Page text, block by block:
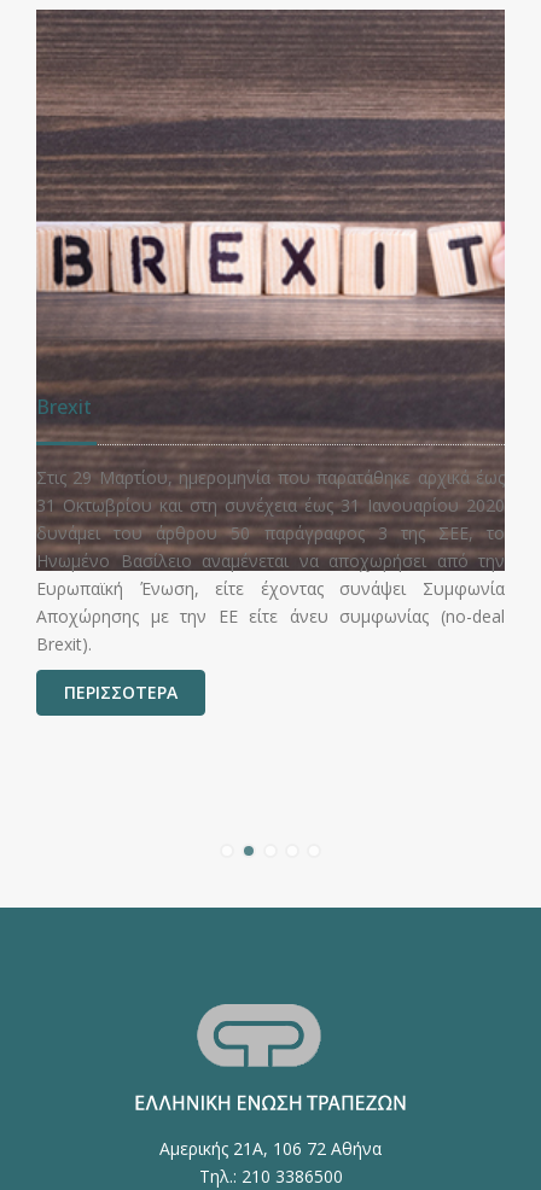
Brexit
Στις 29 Μαρτίου, ημερομηνία που παρατάθηκε αρχικά έως
31 Οκτωβρίου και στη συνέχεια έως 31 Ιανουαρίου 2020
δυνάμει του άρθρου 50 παράγραφος 3 της ΣΕΕ, το
Ηνωμένο Βασίλειο αναμένεται να αποχωρήσει από την
Ευρωπαϊκή Ένωση, είτε έχοντας συνάψει Συμφωνία
Αποχώρησης με την ΕΕ είτε άνευ συμφωνίας (no-deal
Brexit).
ΠΕΡΙΣΣΟΤΕΡΑ
Αμερικής 21Α, 106 72 Αθήνα
Τηλ.: 210 3386500